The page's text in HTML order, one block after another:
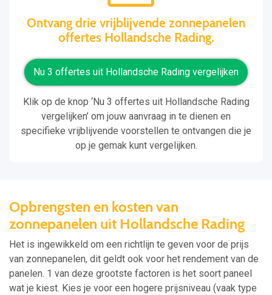
Ontvang drie vrijblijvende zonnepanelen
offertes Hollandsche Rading.
Nu 3 offertes uit Hollandsche Rading vergelijken
Klik op de knop ‘Nu 3 offertes uit Hollandsche Rading
vergelijken’ om jouw aanvraag in te dienen en
specifieke vrijblijvende voorstellen te ontvangen die je
op je gemak kunt vergelijken.
Opbrengsten en kosten van
zonnepanelen uit Hollandsche Rading
Het is ingewikkeld om een richtlijn te geven voor de prijs
van zonnepanelen, dit geldt ook voor het rendement van de
panelen. 1 van deze grootste factoren is het soort paneel
wat je kiest. Kies je voor een hogere prijsniveau (vaak type